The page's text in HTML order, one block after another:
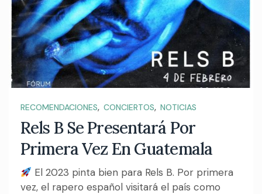
RECOMENDACIONES, CONCIERTOS, NOTICIAS
Rels B Se Presentará Por
Primera Vez En Guatemala
El 2023 pinta bien para Rels B. Por primera
vez, el rapero español visitará el país como